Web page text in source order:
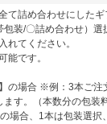
(
必
て詰め合わせにした
包装/〇詰め合わせ）
れてください。
能です。
の場合 ※例：3本ご注
す。（本数分の包装
場合、1本は包装選